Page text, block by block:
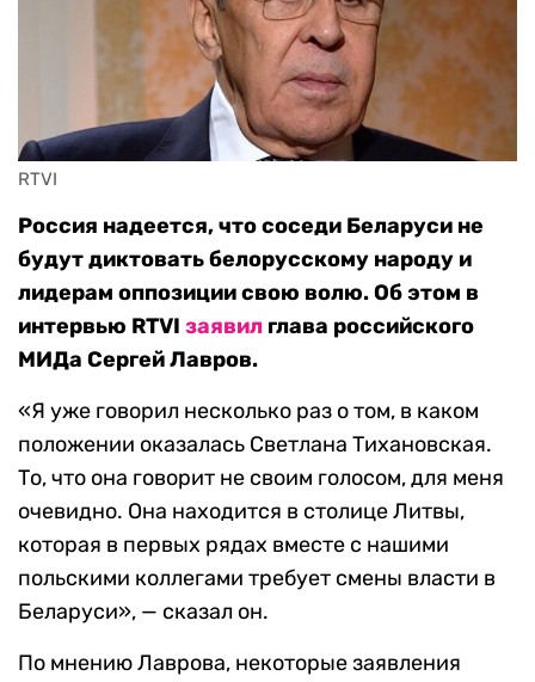
RTVI
Россия надеется, что соседи Беларуси не
будут диктовать белорусскому народу и
лидерам оппозиции свою волю. Об этом в
интервью RTVI заявил глава российского
МИДа Сергей Лавров.
«Я уже говорил несколько раз о том, в каком
положении оказалась Светлана Тихановская.
То, что она говорит не своим голосом, для меня
очевидно. Она находится в столице Литвы,
которая в первых рядах вместе с нашими
польскими коллегами требует смены власти в
Беларуси», — сказал он.
По мнению Лаврова, некоторые заявления